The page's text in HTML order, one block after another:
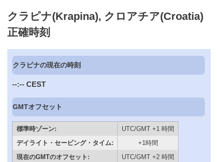
クラピナ(Krapina), クロアチア(Croatia)
正確時刻
クラピナの現在の時刻
--:-- CEST
GMTオフセット
標準時ゾーン:
UTC/GMT +1 時間
デイライト・セービング・タイム:
+1時間
現在のGMTのオフセット:
UTC/GMT +2 時間